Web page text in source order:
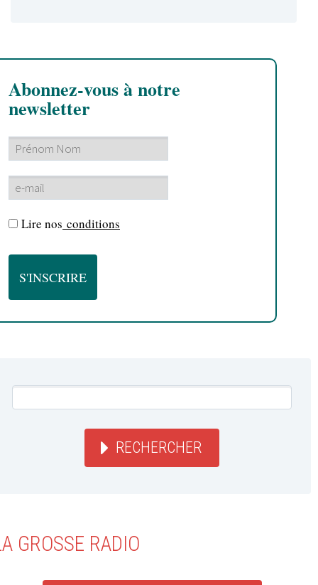
Abonnez-vous à notre
newsletter
Lire nos conditions
RECHERCHER
GROSSE RADIO